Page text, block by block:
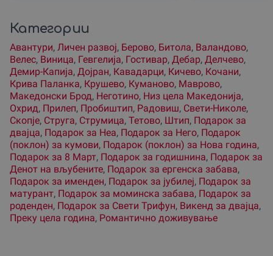
Категории
Авантури, Личен развој, Берово, Битола, Валандово,
Велес, Виница, Гевгелиjа, Гостивар, Дебар, Делчево,
Демир-Капиjа, Доjран, Кавадарци, Кичево, Кочани,
Крива Паланка, Крушево, Куманово, Маврово,
Македонски Брод, Неготино, Низ цела Македониjа,
Охрид, Прилеп, Пробиштип, Радовиш, Свети-Николе,
Скопjе, Струга, Струмица, Тетово, Штип, Подарок за
двајца, Подарок за Неа, Подарок за Него, Подарок
(поклон) за кумови, Подарок (поклон) за Нова година,
Подарок за 8 Март, Подарок за годишнина, Подарок за
Денот на вљубените, Подарок за ергенска забава,
Подарок за именден, Подарок за јубилеј, Подарок за
матурант, Подарок за моминска забава, Подарок за
роденден, Подарок за Свети Трифун, Викенд за двајца,
Преку цела година, Романтично доживување